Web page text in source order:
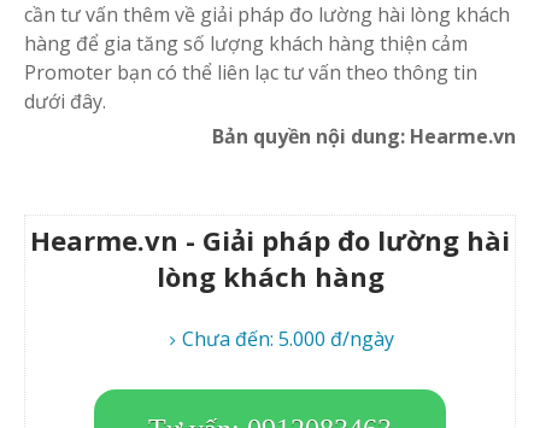
cần tư vấn thêm về giải pháp đo lường hài lòng khách
hàng để gia tăng số lượng khách hàng thiện cảm
Promoter bạn có thể liên lạc tư vấn theo thông tin
dưới đây.
Bản quyền nội dung: Hearme.vn
Hearme.vn - Giải pháp đo lường hài
lòng khách hàng
Chưa đến: 5.000 đ/ngày